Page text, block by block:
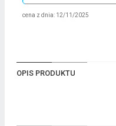
cena z dnia: 12/11/2025
OPIS PRODUKTU